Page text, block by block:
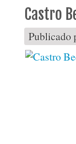
Castro
Publicado